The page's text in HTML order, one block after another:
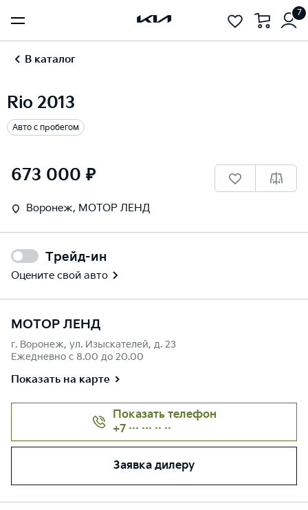
7
В каталог
Rio 2013
Авто с пробегом
673 000 ₽
Воронеж, МОТОР ЛЕНД
Трейд-ин
Оцените свой авто
МОТОР ЛЕНД
г. Воронеж, ул. Изыскателей, д. 23
Ежедневно с 8.00 до 20.00
Показать на карте
Показать телефон
+7 ··· ··· ·· ··
Заявка дилеру